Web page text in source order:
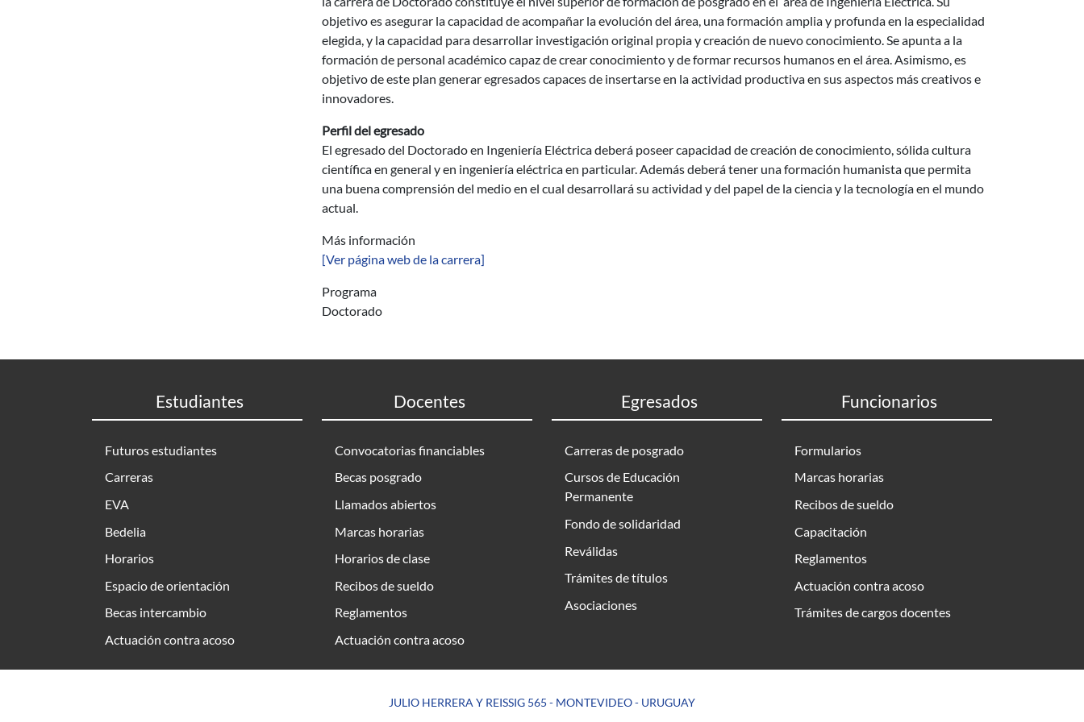
objetivo es asegurar la capacidad de acompañar la evolución del área, una formación amplia y profunda en la especialidad
elegida, y la capacidad para desarrollar investigación original propia y creación de nuevo conocimiento. Se apunta a la
formación de personal académico capaz de crear conocimiento y de formar recursos humanos en el área. Asimismo, es
objetivo de este plan generar egresados capaces de insertarse en la actividad productiva en sus aspectos más creativos e
innovadores.
Perfil del egresado
El egresado del Doctorado en Ingeniería Eléctrica deberá poseer capacidad de creación de conocimiento, sólida cultura
científica en general y en ingeniería eléctrica en particular. Además deberá tener una formación humanista que permita
una buena comprensión del medio en el cual desarrollará su actividad y del papel de la ciencia y la tecnología en el mundo
actual.
Más información
[Ver página web de la carrera]
Programa
Doctorado
Estudiantes
Futuros estudiantes
Carreras
EVA
Bedelia
Horarios
Espacio de orientación
Becas intercambio
Actuación contra acoso
Docentes
Convocatorias financiables
Becas posgrado
Llamados abiertos
Marcas horarias
Horarios de clase
Recibos de sueldo
Reglamentos
Actuación contra acoso
Egresados
Carreras de posgrado
Cursos de Educación
Permanente
Fondo de solidaridad
Reválidas
Trámites de títulos
Asociaciones
Funcionarios
Formularios
Marcas horarias
Recibos de sueldo
Capacitación
Reglamentos
Actuación contra acoso
Trámites de cargos docentes
JULIO HERRERA Y REISSIG 565 - MONTEVIDEO - URUGUAY